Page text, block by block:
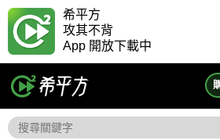
希平方
攻其不背
App 開放下載中